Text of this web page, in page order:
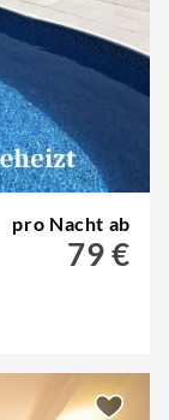
pro Nacht ab
79 €